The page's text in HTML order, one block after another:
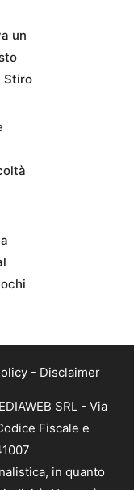
un
Stiro
- Disclaimer
SRL - Via
Fiscale e
in quanto